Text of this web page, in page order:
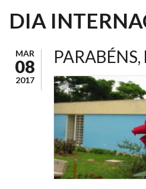
DIA
MAR
08
2017